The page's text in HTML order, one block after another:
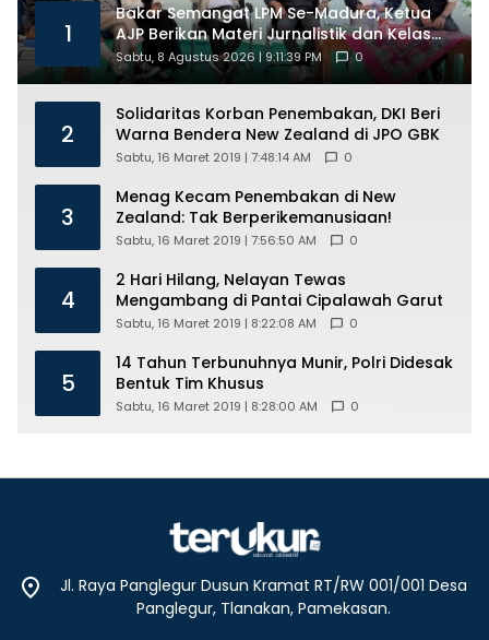
1
Bakar Semangat LPM Se-Madura, Ketua
AJP Berikan Materi Jurnalistik dan Kelas
Mental
Sabtu, 8 Agustus 2026 | 9:11:39 PM 0
2
Solidaritas Korban Penembakan, DKI Beri
Warna Bendera New Zealand di JPO GBK
Sabtu, 16 Maret 2019 | 7:48:14 AM 0
3
Menag Kecam Penembakan di New
Zealand: Tak Berperikemanusiaan!
Sabtu, 16 Maret 2019 | 7:56:50 AM 0
4
2 Hari Hilang, Nelayan Tewas
Mengambang di Pantai Cipalawah Garut
Sabtu, 16 Maret 2019 | 8:22:08 AM 0
5
14 Tahun Terbunuhnya Munir, Polri Didesak
Bentuk Tim Khusus
Sabtu, 16 Maret 2019 | 8:28:00 AM 0
Jl. Raya Panglegur Dusun Kramat RT/RW 001/001 Desa
Panglegur, Tlanakan, Pamekasan.